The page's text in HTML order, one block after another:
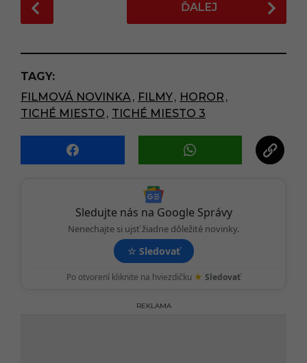
o
t
P
a
g
i
n
a
ĎALEJ
TAGY:
FILMOVÁ NOVINKA , FILMY, HOROR ,
TICHÉ MIESTO , TICHÉ MIESTO 3
Sledujte nás na Google Správy
Nenechajte si ujsť žiadne dôležité novinky.
☆ Sledovať
Po otvorení kliknite na hviezdičku ★ Sledovať
REKLAMA